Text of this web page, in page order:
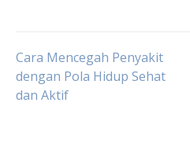
Post
navigation
Cara Mencegah Penyakit
dengan Pola Hidup Sehat
dan Aktif